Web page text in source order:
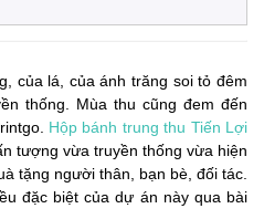
của lá, của ánh trăng soi tỏ đêm
thống. Mùa thu cũng đem đến
Hộp bánh trung thu Tiến Lợi
tượng vừa truyền thống vừa hiện
tặng người thân, bạn bè, đối tác.
đặc biệt của dự án này qua bài